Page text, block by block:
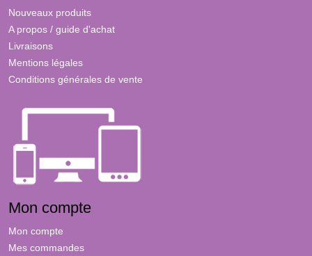
Nouveaux produits
A propos / guide d'achat
Livraisons
Mentions légales
Conditions générales de vente
Mon compte
Mon compte
Mes commandes